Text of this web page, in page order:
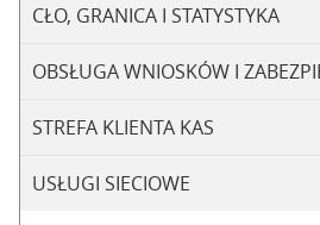
CŁO, GRANICA I STATYSTYKA
OBSŁUGA WNIOSKÓW I
STREFA KLIENTA KAS
USŁUGI SIECIOWE